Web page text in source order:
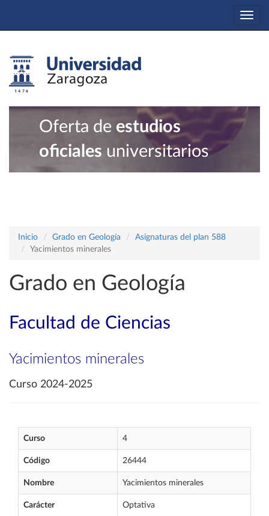
Oferta de estudios
oficiales universitarios
Inicio Grado en Geología
Asignaturas del plan 588
Yacimientos minerales
Grado en Geología
Facultad de Ciencias
Yacimientos minerales
Curso 2024-2025
Curso 4
Código 26444
Nombre Yacimientos minerales
Carácter Optativa